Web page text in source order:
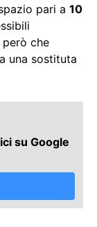
pari a 10
che
una sostituta
su Google